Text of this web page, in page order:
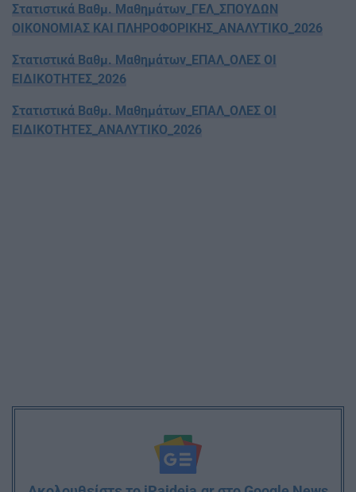
Στατιστικά Βαθμ. Μαθημάτων_ΓΕΛ_ΣΠΟΥΔΩΝ
ΟΙΚΟΝΟΜΙΑΣ ΚΑΙ ΠΛΗΡΟΦΟΡΙΚΗΣ_ΑΝΑΛΥΤΙΚΟ_2026
Στατιστικά Βαθμ. Μαθημάτων_ΕΠΑΛ_ΟΛΕΣ ΟΙ
ΕΙΔΙΚΟΤΗΤΕΣ_2026
Στατιστικά Βαθμ. Μαθημάτων_ΕΠΑΛ_ΟΛΕΣ ΟΙ
ΕΙΔΙΚΟΤΗΤΕΣ_ΑΝΑΛΥΤΙΚΟ_2026